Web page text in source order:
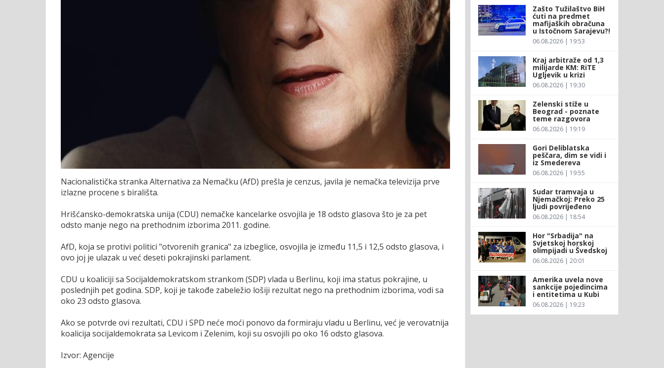
Nacionalistička stranka Alternativa za Nemačku (AfD) prešla je cenzus, javila je nemačka televizija prve
izlazne procene s birališta.
Hrišćansko-demokratska unija (CDU) nemačke kancelarke osvojila je 18 odsto glasova što je za pet
odsto manje nego na prethodnim izborima 2011. godine.
AfD, koja se protivi politici "otvorenih granica" za izbeglice, osvojila je između 11,5 i 12,5 odsto glasova, i
ovo joj je ulazak u već deseti pokrajinski parlament.
CDU u koaliciji sa Socijaldemokratskom strankom (SDP) vlada u Berlinu, koji ima status pokrajine, u
poslednjih pet godina. SDP, koji je takođe zabeležio lošiji rezultat nego na prethodnim izborima, vodi sa
oko 23 odsto glasova.
Ako se potvrde ovi rezultati, CDU i SPD neće moći ponovo da formiraju vladu u Berlinu, već je verovatnija
koalicija socijaldemokrata sa Levicom i Zelenim, koji su osvojili po oko 16 odsto glasova.
Izvor: Agencije
Zašto Tužilaštvo BiH
ćuti na predmet
mafijaških obračuna
u Istočnom Sarajevu?!
06.08.2026 | 19:53
Kraj arbitraže od 1,3
milijarde KM: RiTE
Ugljevik u krizi
06.08.2026 | 19:30
Zelenski stiže u
Beograd - poznate
teme razgovora
06.08.2026 | 19:19
Gori Deliblatska
peščara, dim se vidi i
iz Smedereva
06.08.2026 | 19:55
Sudar tramvaja u
Njemačkoj: Preko 25
ljudi povrijeđeno
06.08.2026 | 18:54
Hor "Srbadija" na
Svjetskoj horskoj
olimpijadi u Švedskoj
06.08.2026 | 20:01
Amerika uvela nove
sankcije pojedincima
i entitetima u Kubi
06.08.2026 | 19:23